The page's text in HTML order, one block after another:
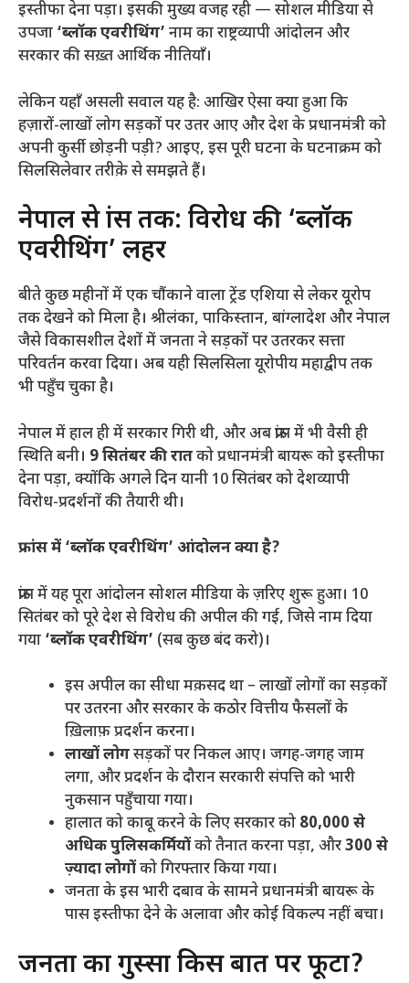
इस्तीफा देना पड़ा। इसकी मुख्य वजह रही — सोशल मीडिया से
उपजा ‘ब्लॉक एवरीथिंग’ नाम का राष्ट्रव्यापी आंदोलन और
सरकार की सख़्त आर्थिक नीतियाँ।
​लेकिन यहाँ असली सवाल यह है: आखिर ऐसा क्या हुआ कि
हज़ारों-लाखों लोग सड़कों पर उतर आए और देश के प्रधानमंत्री को
अपनी कुर्सी छोड़नी पड़ी? आइए, इस पूरी घटना के घटनाक्रम को
सिलसिलेवार तरीक़े से समझते हैं।
​नेपाल से फ्रांस तक: विरोध की ‘ब्लॉक
एवरीथिंग’ लहर
​बीते कुछ महीनों में एक चौंकाने वाला ट्रेंड एशिया से लेकर यूरोप
तक देखने को मिला है। श्रीलंका, पाकिस्तान, बांग्लादेश और नेपाल
जैसे विकासशील देशों में जनता ने सड़कों पर उतरकर सत्ता
परिवर्तन करवा दिया। अब यही सिलसिला यूरोपीय महाद्वीप तक
भी पहुँच चुका है।
​नेपाल में हाल ही में सरकार गिरी थी, और अब फ्रांस में भी वैसी ही
स्थिति बनी। 9 सितंबर की रातको प्रधानमंत्री बायरू को इस्तीफा
देना पड़ा, क्योंकि अगले दिन यानी 10 सितंबर को देशव्यापी
विरोध-प्रदर्शनों की तैयारी थी।
फ्रांस में ‘ब्लॉक एवरीथिंग’ आंदोलन क्या है?
​फ्रांस में यह पूरा आंदोलन सोशल मीडिया के ज़रिए शुरू हुआ। 10
सितंबर को पूरे देश से विरोध की अपील की गई, जिसे नाम दिया
गया ‘ब्लॉक एवरीथिंग’ (सब कुछ बंद करो)।
​इस अपील का सीधा मक़सद था – लाखों लोगों का सड़कों
पर उतरना और सरकार के कठोर वित्तीय फैसलों के
ख़िलाफ़ प्रदर्शन करना।
लाखों लोगसड़कों पर निकल आए। जगह-जगह जाम
लगा, और प्रदर्शन के दौरान सरकारी संपत्ति को भारी
नुकसान पहुँचाया गया।
​हालात को काबू करने के लिए सरकार को 80,000 से
अधिक पुलिसकर्मियोंको तैनात करना पड़ा, और300 से
ज़्यादा लोगोंको गिरफ्तार किया गया।
​जनता के इस भारी दबाव के सामने प्रधानमंत्री बायरू के
पास इस्तीफा देने के अलावा और कोई विकल्प नहीं बचा।
​जनता का गुस्सा किस बात पर फूटा?